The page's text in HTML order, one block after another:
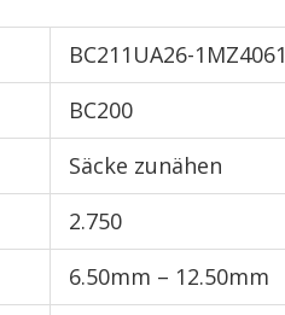
BC211UA26-1MZ4061
BC200
Säcke zunähen
2.750
6.50mm – 12.50mm